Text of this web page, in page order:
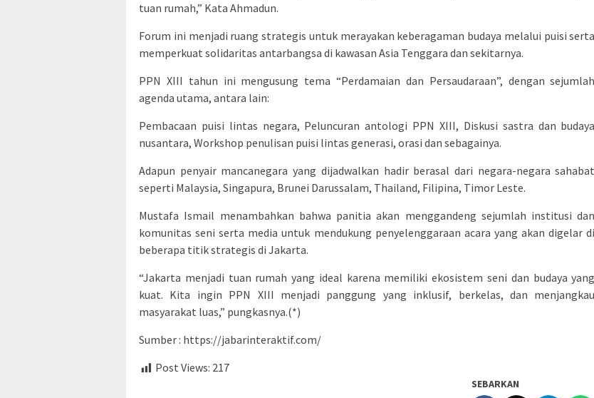
tuan rumah,” Kata Ahmadun.
Forum ini menjadi ruang strategis untuk merayakan keberagaman budaya melalui puisi serta
memperkuat solidaritas antarbangsa di kawasan Asia Tenggara dan sekitarnya.
PPN XIII tahun ini mengusung tema “Perdamaian dan Persaudaraan”, dengan sejumlah
agenda utama, antara lain:
Pembacaan puisi lintas negara, Peluncuran antologi PPN XIII, Diskusi sastra dan budaya
nusantara, Workshop penulisan puisi lintas generasi, orasi dan sebagainya.
Adapun penyair mancanegara yang dijadwalkan hadir berasal dari negara-negara sahabat
seperti Malaysia, Singapura, Brunei Darussalam, Thailand, Filipina, Timor Leste.
Mustafa Ismail menambahkan bahwa panitia akan menggandeng sejumlah institusi dan
komunitas seni serta media untuk mendukung penyelenggaraan acara yang akan digelar di
beberapa titik strategis di Jakarta.
“Jakarta menjadi tuan rumah yang ideal karena memiliki ekosistem seni dan budaya yang
kuat. Kita ingin PPN XIII menjadi panggung yang inklusif, berkelas, dan menjangkau
masyarakat luas,” pungkasnya.(*)
Sumber : https://jabarinteraktif.com/
Post Views: 217
SEBARKAN